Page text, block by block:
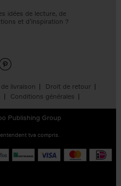
livraison
Droit de retour
Conditions générales
idées de lecture, de
et d’inspiration ?
Publishing Group
tva compris.